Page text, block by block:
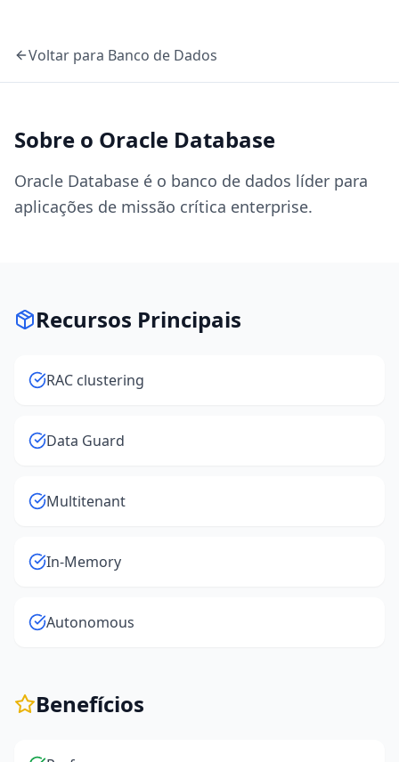
Voltar para Banco de Dados
Sobre o Oracle Database
Oracle Database é o banco de dados líder para
aplicações de missão crítica enterprise.
Recursos Principais
RAC clustering
Data Guard
Multitenant
In-Memory
Autonomous
Benefícios